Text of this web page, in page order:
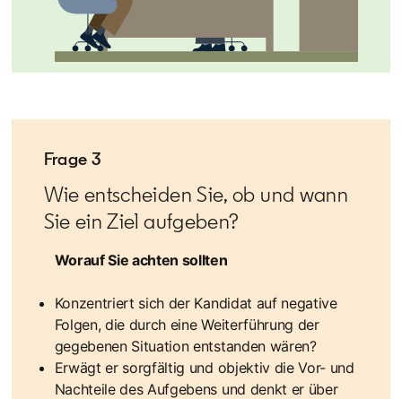
Frage 3
Wie entscheiden Sie, ob und wann
Sie ein Ziel aufgeben?
Worauf Sie achten sollten
Konzentriert sich der Kandidat auf negative
Folgen, die durch eine Weiterführung der
gegebenen Situation entstanden wären?
Erwägt er sorgfältig und objektiv die Vor- und
Nachteile des Aufgebens und denkt er über